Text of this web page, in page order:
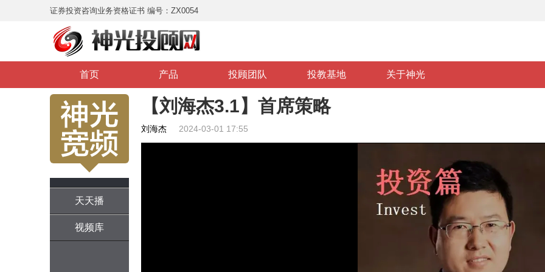
证券投资咨询业务资格证书 编号：ZX0054
首页 产品 投顾团队
投教基地
基础知识
政策法规
风险警示
投资维权
投教视频
投教活动
关于神光
天天播
视频库
【刘海杰3.1】首席策略
刘海杰 2024-03-01 17:55